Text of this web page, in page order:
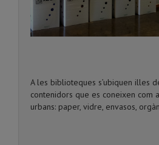
A les biblioteques s’ubiquen illes
contenidors que es coneixen com
urbans: paper, vidre, envasos,